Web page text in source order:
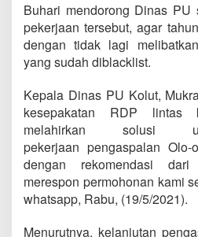
Buhari mendorong Dinas PU
pekerjaan tersebut, agar
dengan tidak lagi
yang sudah diblacklist.
Kepala Dinas PU Kolut,
kesepakatan RDP lintas
melahirkan solusi
pekerjaan pengaspalan
dengan rekomendasi
merespon permohonan kami
whatsapp, Rabu, (19/5/2021).
Menurutnya, kelanjutan